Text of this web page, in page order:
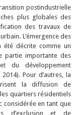
postindustrielle
plus globales des
des travaux de
L’émergence des
été décrite comme un
partie importante des
du développement
Pour d’autres, la
la diffusion de
quartiers résidentiels
considérée en tant que
d’exclusion et de